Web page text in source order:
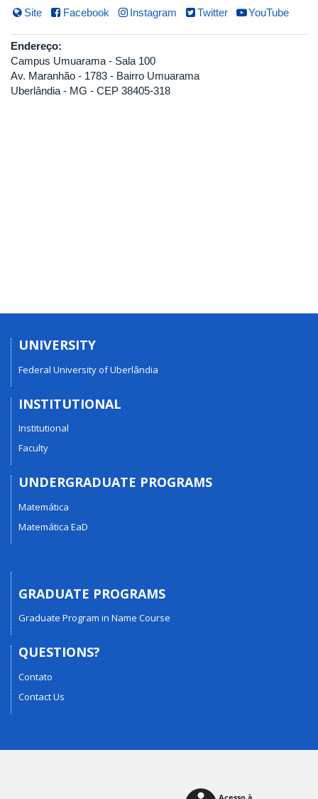
Site
Facebook Instagram Twitter YouTube
Endereço:
Campus Umuarama - Sala 100
Av. Maranhão - 1783 - Bairro Umuarama
Uberlândia - MG - CEP 38405-318
UNIVERSITY
Federal University of Uberlândia
INSTITUTIONAL
Institutional
Faculty
UNDERGRADUATE PROGRAMS
Matemática
Matemática EaD
GRADUATE PROGRAMS
Graduate Program in Name Course
QUESTIONS?
Contato
Contact Us